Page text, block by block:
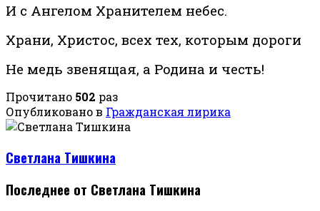
И с Ангелом Хранителем небес.
Храни, Христос, всех тех, которым дороги
Не медь звенящая, а Родина и честь!
Прочитано 502 раз
Опубликовано в Гражданская лирика
Светлана Тишкина
Последнее от Светлана Тишкина